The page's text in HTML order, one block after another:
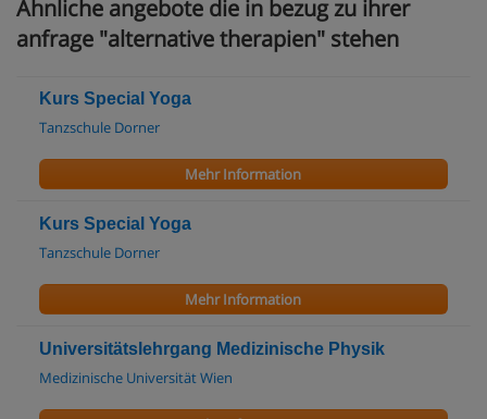
Ähnliche angebote die in bezug zu ihrer
anfrage "alternative therapien" stehen
Kurs Special Yoga
Tanzschule Dorner
Mehr Information
Kurs Special Yoga
Tanzschule Dorner
Mehr Information
Universitätslehrgang Medizinische Physik
Medizinische Universität Wien